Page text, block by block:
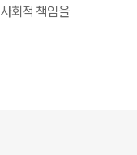
회적 책임을